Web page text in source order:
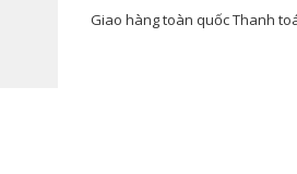
Giao hàng toàn quốcThanh